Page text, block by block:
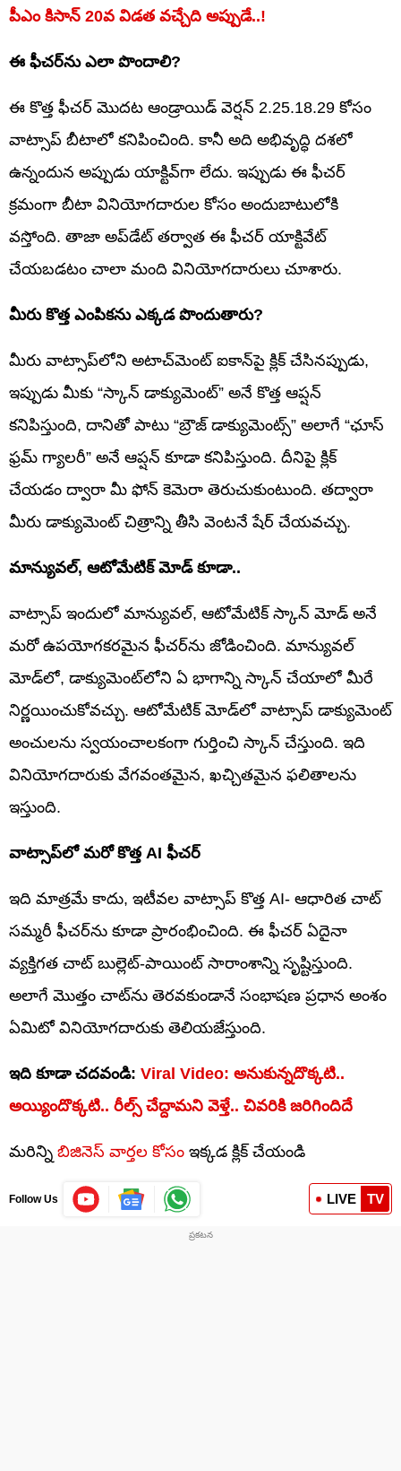
పీఎం కిసాన్‌ 20వ విడత వచ్చేది అప్పుడే..!
ఈ ఫీచర్‌ను ఎలా పొందాలి?
ఈ కొత్త ఫీచర్ మొదట ఆండ్రాయిడ్ వెర్షన్ 2.25.18.29 కోసం
వాట్సాప్ బీటాలో కనిపించింది. కానీ అది అభివృద్ధి దశలో
ఉన్నందున అప్పుడు యాక్టివ్‌గా లేదు. ఇప్పుడు ఈ ఫీచర్
క్రమంగా బీటా వినియోగదారుల కోసం అందుబాటులోకి
వస్తోంది. తాజా అప్‌డేట్ తర్వాత ఈ ఫీచర్ యాక్టివేట్
చేయబడటం చాలా మంది వినియోగదారులు చూశారు.
మీరు కొత్త ఎంపికను ఎక్కడ పొందుతారు?
మీరు వాట్సాప్‌లోని అటాచ్‌మెంట్ ఐకాన్‌పై క్లిక్ చేసినప్పుడు,
ఇప్పుడు మీకు “స్కాన్ డాక్యుమెంట్” అనే కొత్త ఆప్షన్
కనిపిస్తుంది, దానితో పాటు “బ్రౌజ్ డాక్యుమెంట్స్” అలాగే “ఛూస్
ఫ్రమ్ గ్యాలరీ” అనే ఆప్షన్ కూడా కనిపిస్తుంది. దీనిపై క్లిక్
చేయడం ద్వారా మీ ఫోన్ కెమెరా తెరుచుకుంటుంది. తద్వారా
మీరు డాక్యుమెంట్ చిత్రాన్ని తీసి వెంటనే షేర్ చేయవచ్చు.
మాన్యువల్, ఆటోమేటిక్ మోడ్ కూడా..
వాట్సాప్ ఇందులో మాన్యువల్, ఆటోమేటిక్ స్కాన్ మోడ్ అనే
మరో ఉపయోగకరమైన ఫీచర్‌ను జోడించింది. మాన్యువల్
మోడ్‌లో, డాక్యుమెంట్‌లోని ఏ భాగాన్ని స్కాన్ చేయాలో మీరే
నిర్ణయించుకోవచ్చు. ఆటోమేటిక్ మోడ్‌లో వాట్సాప్ డాక్యుమెంట్
అంచులను స్వయంచాలకంగా గుర్తించి స్కాన్ చేస్తుంది. ఇది
వినియోగదారుకు వేగవంతమైన, ఖచ్చితమైన ఫలితాలను
ఇస్తుంది.
వాట్సాప్‌లో మరో కొత్త AI ఫీచర్
ఇది మాత్రమే కాదు, ఇటీవల వాట్సాప్ కొత్త AI- ఆధారిత చాట్
సమ్మరీ ఫీచర్‌ను కూడా ప్రారంభించింది. ఈ ఫీచర్ ఏదైనా
వ్యక్తిగత చాట్ బుల్లెట్-పాయింట్ సారాంశాన్ని సృష్టిస్తుంది.
అలాగే మొత్తం చాట్‌ను తెరవకుండానే సంభాషణ ప్రధాన అంశం
ఏమిటో వినియోగదారుకు తెలియజేస్తుంది.
ఇది కూడా చదవండి: Viral Video: అనుకున్నదొక్కటి..
అయ్యిందొక్కటి.. రీల్స్ చేద్దామని వెళ్తే.. చివరికి జరిగిందిదే
మరిన్ని బిజినెస్ వార్తల కోసం ఇక్కడ క్లిక్ చేయండి
Follow Us LIVE TV